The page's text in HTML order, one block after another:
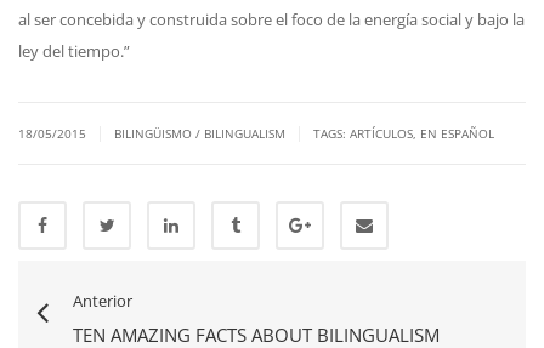
al ser concebida y construida sobre el foco de la energía social y bajo la
ley del tiempo.”
18/05/2015 BILINGÜISMO / BILINGUALISM TAGS: ARTÍCULOS, EN ESPAÑOL
Anterior
TEN AMAZING FACTS ABOUT BILINGUALISM